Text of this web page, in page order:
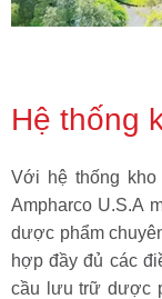
Hệ thống
Với hệ thống kho
Ampharco U.S.A
dược phẩm
hợp đầy đủ các
cầu lưu trữ dược